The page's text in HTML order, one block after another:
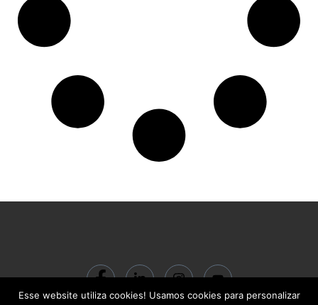
Esse website utiliza cookies! Usamos cookies para personalizar